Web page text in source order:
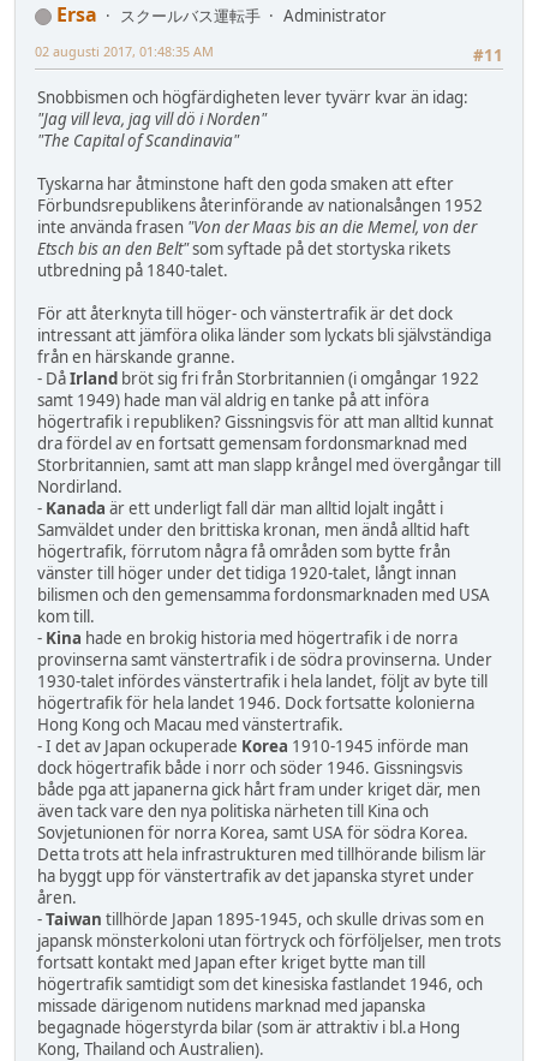
Ersa スクールバス運転手
Administrator
#11
02 augusti 2017, 01:48:35 AM
Snobbismen och högfärdigheten lever tyvärr kvar än idag:
"Jag vill leva, jag vill dö i Norden"
"The Capital of Scandinavia"
Tyskarna har åtminstone haft den goda smaken att efter
Förbundsrepublikens återinförande av nationalsången 1952
inte använda frasen "Von der Maas bis an die Memel, von der
Etsch bis an den Belt"som syftade på det stortyska rikets
utbredning på 1840-talet.
För att återknyta till höger- och vänstertrafik är det dock
intressant att jämföra olika länder som lyckats bli självständiga
från en härskande granne.
- DåIrland bröt sig fri från Storbritannien (i omgångar 1922
samt 1949) hade man väl aldrig en tanke på att införa
högertrafik i republiken? Gissningsvis för att man alltid kunnat
dra fördel av en fortsatt gemensam fordonsmarknad med
Storbritannien, samt att man slapp krångel med övergångar till
Nordirland.
- Kanada är ett underligt fall där man alltid lojalt ingått i
Samväldet under den brittiska kronan, men ändå alltid haft
högertrafik, förrutom några få områden som bytte från
vänster till höger under det tidiga 1920-talet, långt innan
bilismen och den gemensamma fordonsmarknaden med USA
kom till.
- Kina hade en brokig historia med högertrafik i de norra
provinserna samt vänstertrafik i de södra provinserna. Under
1930-talet infördes vänstertrafik i hela landet, följt av byte till
högertrafik för hela landet 1946. Dock fortsatte kolonierna
Hong Kong och Macau med vänstertrafik.
- I det av Japan ockuperade Korea 1910-1945 införde man
dock högertrafik både i norr och söder 1946. Gissningsvis
både pga att japanerna gick hårt fram under kriget där, men
även tack vare den nya politiska närheten till Kina och
Sovjetunionen för norra Korea, samt USA för södra Korea.
Detta trots att hela infrastrukturen med tillhörande bilism lär
ha byggt upp för vänstertrafik av det japanska styret under
åren.
-Taiwan tillhörde Japan 1895-1945, och skulle drivas som en
japansk mönsterkoloni utan förtryck och förföljelser, men trots
fortsatt kontakt med Japan efter kriget bytte man till
högertrafik samtidigt som det kinesiska fastlandet 1946, och
missade därigenom nutidens marknad med japanska
begagnade högerstyrda bilar (som är attraktiv i bl.a Hong
Kong, Thailand och Australien).